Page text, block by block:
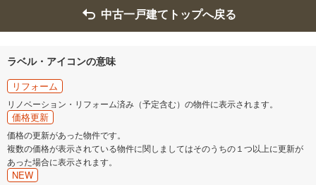
中古一戸建てトップへ戻る
ラベル・アイコンの意味
リフォーム
リノベーション・リフォーム済み（予定含む）の物件に表示されます。
価格更新
価格の更新があった物件です。
複数の価格が表示されている物件に関しましてはそのうちの１つ以上に更新が
あった場合に表示されます。
NEW